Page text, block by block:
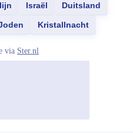
Israël Duitsland
Kristallnacht
via Ster.nl